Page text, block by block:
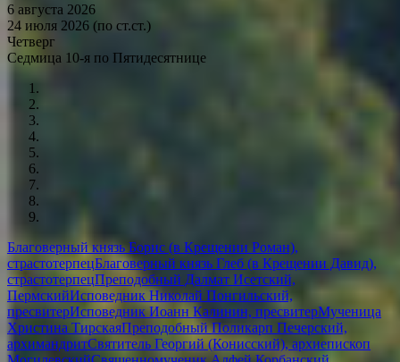
6 августа 2026
24 июля 2026 (по ст.ст.)
Четверг
Седмица 10-я по Пятидесятнице
Благоверный князь Борис (в Крещении Роман),
страстотерпецБлаговерный князь Глеб (в Крещении Давид),
страстотерпецПреподобный Далмат Исетский,
ПермскийИсповедник Николай Понгильский,
пресвитерИсповедник Иоанн Калинин, пресвитерМученица
Христина ТирскаяПреподобный Поликарп Печерский,
архимандритСвятитель Георгий (Конисский), архиепископ